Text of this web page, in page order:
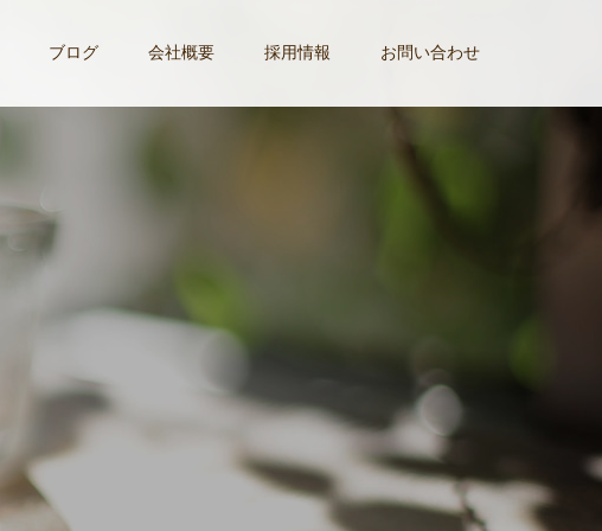
ブログ 会社概要 採用情報 お問い合わせ